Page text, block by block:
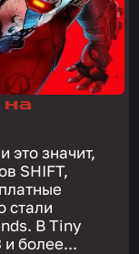
это значит,
SHIFT,
В Tiny
более...